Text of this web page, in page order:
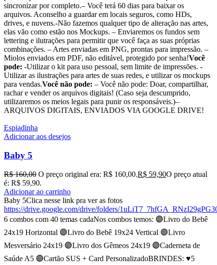
sincronizar por completo.– Você terá 60 dias para baixar os
arquivos. Aconselho a guardar em locais seguros, como HDs,
drives, e nuvens.-Não fazemos qualquer tipo de alteração nas artes,
elas vão como estão nos Mockups. – Enviaremos os fundos sem
lettering e ilutrações para permitir que você faça as suas próprias
combinações. – Artes enviadas em PNG, prontas para impressão. –
Miolos enviados em PDF, não editável, protegido por senha!Você
pode: -Utilizar o kit para uso pessoal, sem limite de impressões. -
Utilizar as ilustrações para artes de suas redes, e utilizar os mockups
para vendas.Você não pode: – Você não pode: Doar, compartilhar,
rachar e vender os arquivos digitais! (Caso seja descumprido,
utilizaremos os meios legais para punir os responsáveis.)–
ARQUIVOS DIGITAIS, ENVIADOS VIA GOOGLE DRIVE!
Espiadinha
Adicionar aos desejos
Baby 5
R$160,00 O preço original era: R$ 160,00.R$ 59,90O preço atual
é: R$ 59,90.
Adicionar ao carrinho
Baby 5Clica nesse link pra ver as fotos
https://drive.google.com/drive/folders/
6 combos com 40 temas cadaNos combos temos: 🟣Livro do Bebê
24x19 Horizontal 🟣Livro do Bebê 19x24 Vertical 🟣Livro
Mesversário 24x19 🟣Livro dos Gêmeos 24x19 🟣Caderneta de
Saúde A5 🟣Cartão SUS + Card PersonalizadoBRINDES: ♥️5